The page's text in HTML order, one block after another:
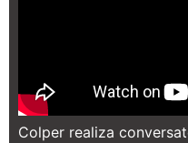
Colper realiza